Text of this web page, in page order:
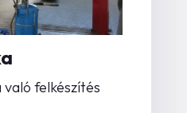
való felkészítés